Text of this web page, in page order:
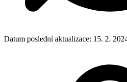
Datum poslední aktualizace: 15. 2.